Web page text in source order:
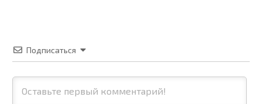
Подписаться